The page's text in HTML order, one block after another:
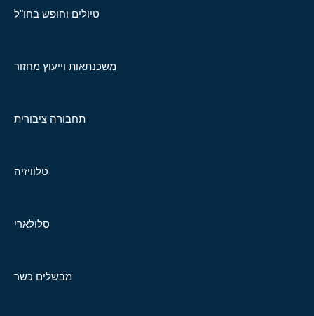
טיולים וחופש בחו"ל
משכנתאות וייעוץ מחזור
תחבורה ציבורית
טלוויזיה
סלולארי
מבשלים כשר